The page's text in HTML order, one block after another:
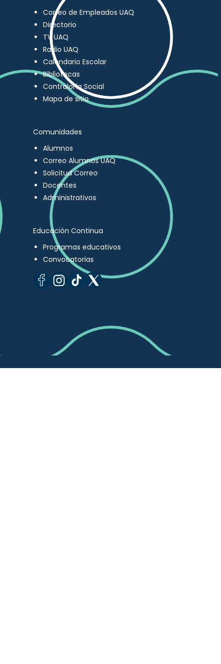
Correo de Empleados UAQ
Directorio
TV UAQ
Radio UAQ
Calendario Escolar
Bibliotecas
Contraloría Social
Mapa de sitio
Comunidades
Alumnos
Correo Alumnos UAQ
Solicitud Correo
Docentes
Administrativos
Educación Continua
Programas educativos
Convocatorias